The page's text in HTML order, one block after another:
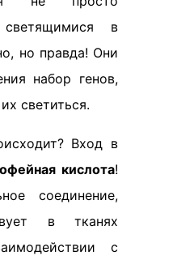
в
но правда! Они
набор генов,
светиться.
Вход в
кислота!
соединение,
в тканях
с